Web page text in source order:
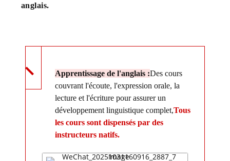
anglais.
Apprentissage de l'anglais :Des cours
couvrant l'écoute, l'expression orale, la
lecture et l'écriture pour assurer un
développement linguistique complet,Tous
les cours sont dispensés par des
instructeurs natifs.